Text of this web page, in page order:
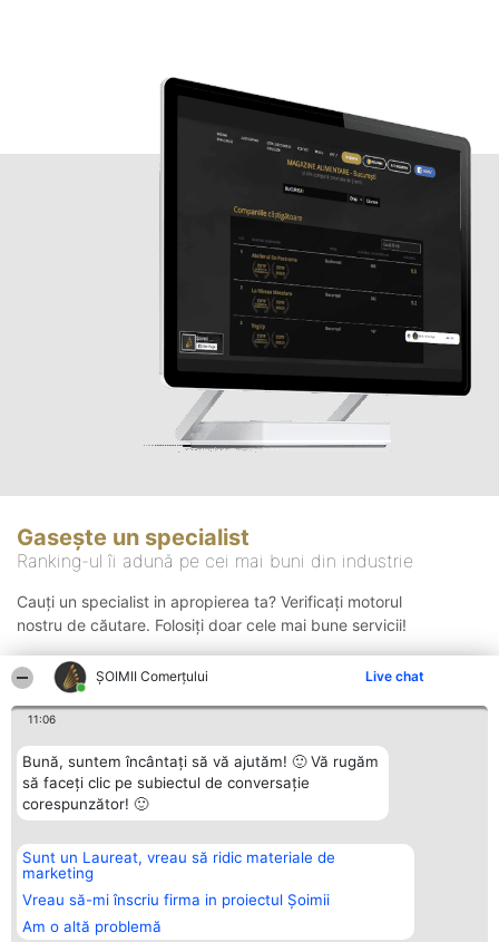
ȘOIMII Comerțului Live chat
11:06
Bună, suntem încântați să vă ajutăm! 🙂 Vă rugăm
să faceți clic pe subiectul de conversație
corespunzător! 🙂
Sunt un Laureat, vreau să ridic materiale de
marketing
Vreau să-mi înscriu firma in proiectul Șoimii
Am o altă problemă
Gasește un specialist
Ranking-ul îi adună pe cei mai buni din industrie
Cauți un specialist in apropierea ta? Verificați motorul
nostru de căutare. Folosiți doar cele mai bune servicii!
Organizator Ranking
BRIGHT SOLUTIONS BR SRL
Aleea Timisul De Sus 2 Bl. A30
Sc. A Et. 4 Ap. 13 Cod 061952
București
Plebiscyt
Lista Tuturor
Laureaților
Contact